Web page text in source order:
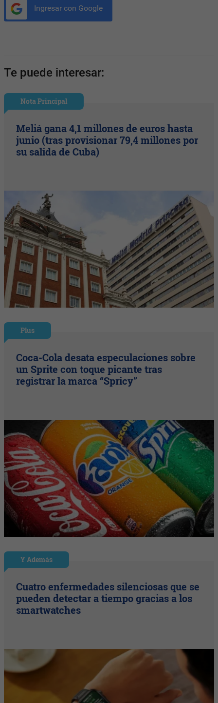
Ingresar con Google
Te puede interesar:
Nota Principal
Meliá gana 4,1 millones de euros hasta
junio (tras provisionar 79,4 millones por
su salida de Cuba)
Plus
Coca-Cola desata especulaciones sobre
un Sprite con toque picante tras
registrar la marca “Spricy”
Y Además
Cuatro enfermedades silenciosas que se
pueden detectar a tiempo gracias a los
smartwatches